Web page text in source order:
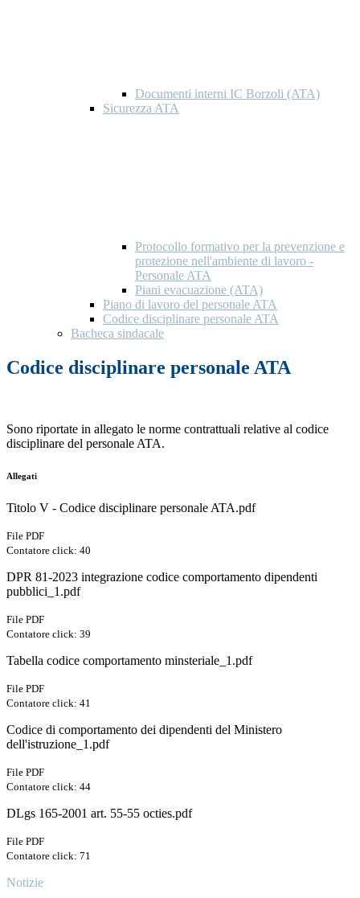
Documenti interni IC Borzoli (ATA)
Sicurezza ATA
Protocollo formativo per la prevenzione e
protezione nell'ambiente di lavoro -
Personale ATA
Piani evacuazione (ATA)
Piano di lavoro del personale ATA
Codice disciplinare personale ATA
Bacheca sindacale
Codice disciplinare personale ATA
Sono riportate in allegato le norme contrattuali relative al codice
disciplinare del personale ATA.
Allegati
Titolo V - Codice disciplinare personale ATA.pdf
File PDF
Contatore click: 40
DPR 81-2023 integrazione codice comportamento dipendenti
pubblici_1.pdf
File PDF
Contatore click: 39
Tabella codice comportamento minsteriale_1.pdf
File PDF
Contatore click: 41
Codice di comportamento dei dipendenti del Ministero
dell'istruzione_1.pdf
File PDF
Contatore click: 44
DLgs 165-2001 art. 55-55 octies.pdf
File PDF
Contatore click: 71
Notizie